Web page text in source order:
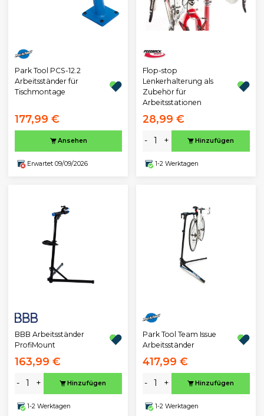
Park Tool PCS-12.2
Arbeitsständer für
Tischmontage
177,99 €
Ansehen
Erwartet 09/09/2026
Flop-stop
Lenkerhalterung als
Zubehör für
Arbeitsstationen
28,99 €
- + Hinzufügen
1-2 Werktagen
BBB Arbeitsständer
ProfiMount
163,99 €
- + Hinzufügen
1-2 Werktagen
Park Tool Team Issue
Arbeitsständer
417,99 €
- + Hinzufügen
1-2 Werktagen